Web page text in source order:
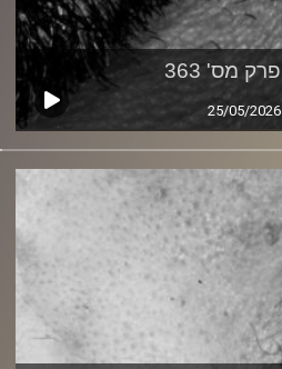
פרק מס' 363
25/05/2026